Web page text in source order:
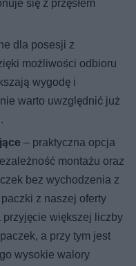
się z przęsłem
dla posesji z
możliwości odbioru
wygodę i
warto uwzględnić już
– praktyczna opcja
montażu oraz
bez wychodzenia z
z naszej oferty
większej liczby
a przy tym jest
wysokie walory